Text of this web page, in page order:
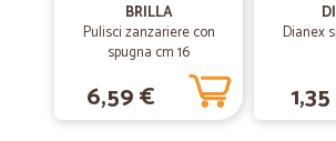
—Stefano C.
Tutto ok peccato che un vasetto di un prodotto
BRILLA
Pulisci zanzariere con
spugna cm 16
6,59 €
Dianex